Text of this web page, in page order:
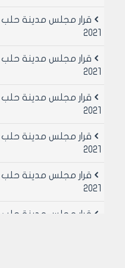
2021
2021
2021
2021
2021